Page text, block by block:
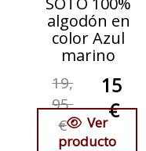
algodón en
color Azul
marino
19,
95
€
15
€
Ver
producto